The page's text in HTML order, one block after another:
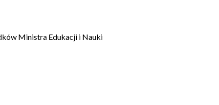
Ministra Edukacji i Nauki